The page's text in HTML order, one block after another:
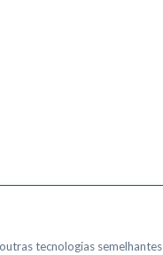
tecnologias semelhantes